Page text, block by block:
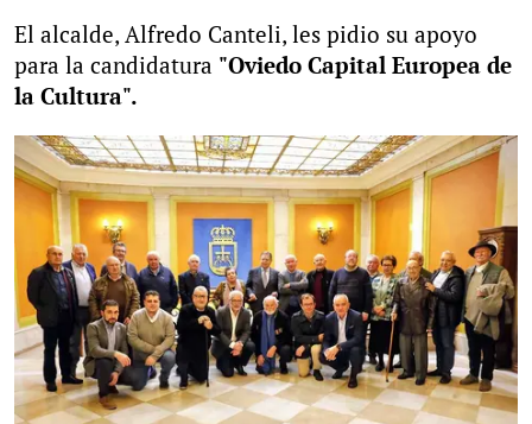
El alcalde, Alfredo Canteli, les pidio su apoyo
para la candidatura "Oviedo Capital Europea de
la Cultura".